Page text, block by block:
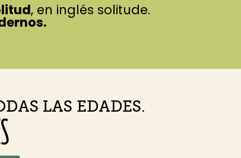
, en inglés solitude.
LAS EDADES.